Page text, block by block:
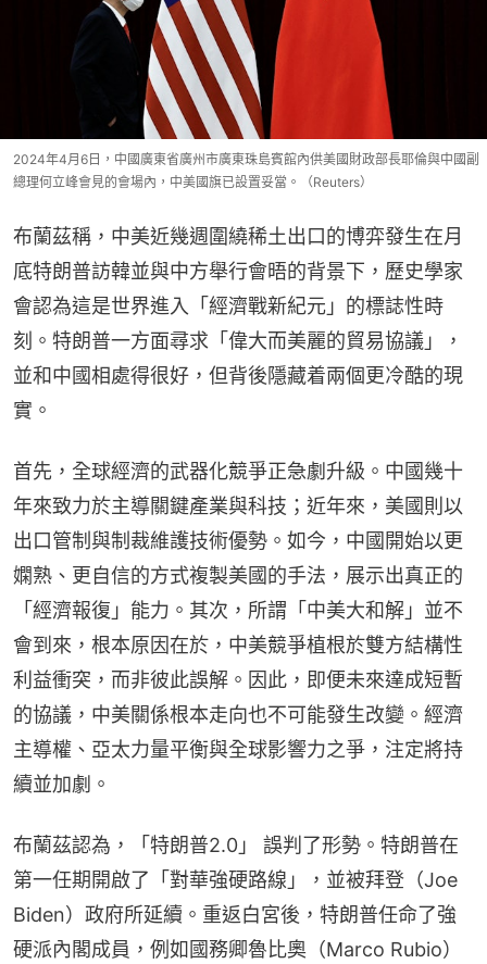
2024年4月6日，中國廣東省廣州市廣東珠島賓館內供美國財政部長耶倫與中國副
總理何立峰會見的會場內，中美國旗已設置妥當。（Reuters）
布蘭茲稱，中美近幾週圍繞稀土出口的博弈發生在月
底特朗普訪韓並與中方舉行會晤的背景下，歷史學家
會認為這是世界進入「經濟戰新紀元」的標誌性時
刻。特朗普一方面尋求「偉大而美麗的貿易協議」，
並和中國相處得很好，但背後隱藏着兩個更冷酷的現
實。
首先，全球經濟的武器化競爭正急劇升級。中國幾十
年來致力於主導關鍵產業與科技；近年來，美國則以
出口管制與制裁維護技術優勢。如今，中國開始以更
嫻熟、更自信的方式複製美國的手法，展示出真正的
「經濟報復」能力。其次，所謂「中美大和解」並不
會到來，根本原因在於，中美競爭植根於雙方結構性
利益衝突，而非彼此誤解。因此，即便未來達成短暫
的協議，中美關係根本走向也不可能發生改變。經濟
主導權、亞太力量平衡與全球影響力之爭，注定將持
續並加劇。
布蘭茲認為，「特朗普2.0」 誤判了形勢。特朗普在
第一任期開啟了「對華強硬路線」，並被拜登（Joe
Biden）政府所延續。重返白宮後，特朗普任命了強
硬派內閣成員，例如國務卿魯比奧（Marco Rubio）